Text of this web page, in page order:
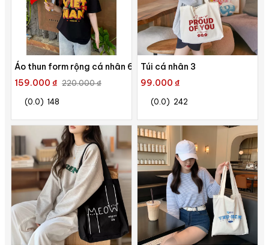
Áo thun form rộng cá nhân 6
159.000 ₫ 220.000 ₫
(0.0) 148
Túi cá nhân 3
99.000 ₫
(0.0) 242